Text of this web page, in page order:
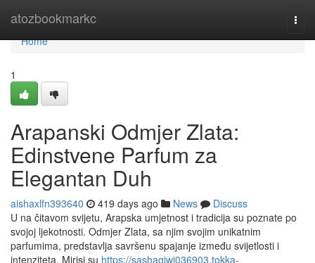
atozbookmarkc
Home
Home
1
Arapanski Odmjer Zlata:
Edinstvene Parfum za
Elegantan Duh
aishaxlfn393640 419 days ago News
Discuss
U na čitavom svijetu, Arapska umjetnost i tradicija su poznate po
svojoj ljekotnosti. Odmjer Zlata, sa njim svojim unikatnim
parfumima, predstavlja savršenu spajanje između svijetlosti i
intenziteta. Mirisi su https://sashagjwj036903.tokka-